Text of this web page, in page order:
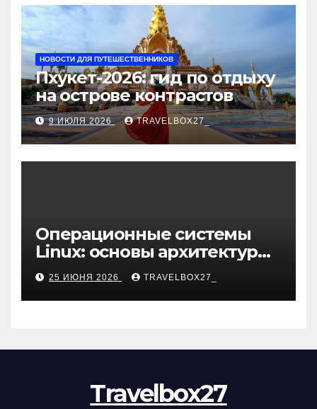
НОВОСТИ ДЛЯ ПУТЕШЕСТВЕННИКОВ
Пхукет-2026: гид по отдыху
на острове контрастов
9 ИЮЛЯ 2026 TRAVELBOX27_
Операционные системы
Linux: основы архитектуры,
компоненты и области
применения
25 ИЮНЯ 2026 TRAVELBOX27_
Travelbox27